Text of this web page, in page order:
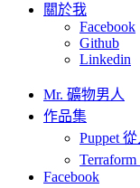
關於我
Facebook
Github
Linkedin
Mr. 礦物男人
作品集
Puppet
Facebook